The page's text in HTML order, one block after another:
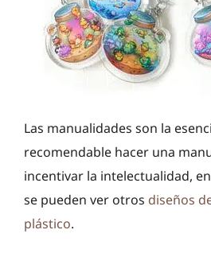
Las manualidades son la
recomendable hacer una
incentivar la intelectualidad,
se pueden ver otros diseños
plástico.